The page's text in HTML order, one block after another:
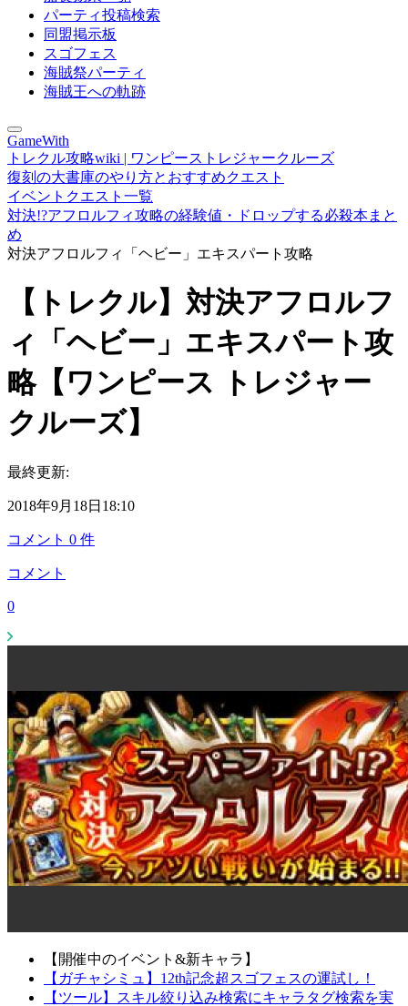
パーティ投稿検索
同盟掲示板
スゴフェス
海賊祭パーティ
海賊王への軌跡
GameWith
トレクル攻略wiki | ワンピーストレジャークルーズ
復刻の大書庫のやり方とおすすめクエスト
イベントクエスト一覧
対決!?アフロルフィ攻略の経験値・ドロップする必殺本まと
め
対決アフロルフィ「ヘビー」エキスパート攻略
【トレクル】対決アフロルフ
ィ「ヘビー」エキスパート攻
略【ワンピース トレジャー
クルーズ】
最終更新:
2018年9月18日18:10
コメント 0 件
コメント
0
【開催中のイベント&新キャラ】
【ガチャシミュ】12th記念超スゴフェスの運試し！
【ツール】スキル絞り込み検索にキャラタグ検索を実